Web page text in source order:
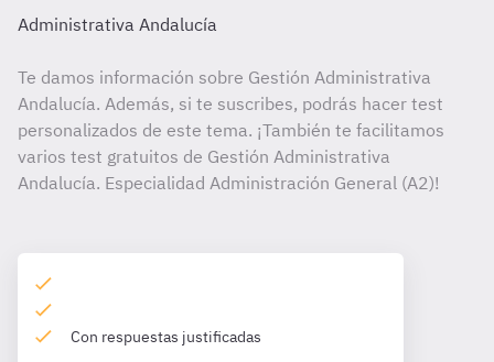
Administrativa Andalucía
Te damos información sobre Gestión Administrativa
Andalucía. Además, si te suscribes, podrás hacer test
personalizados de este tema. ¡También te facilitamos
varios test gratuitos de Gestión Administrativa
Andalucía. Especialidad Administración General (A2)!
Con respuestas justificadas